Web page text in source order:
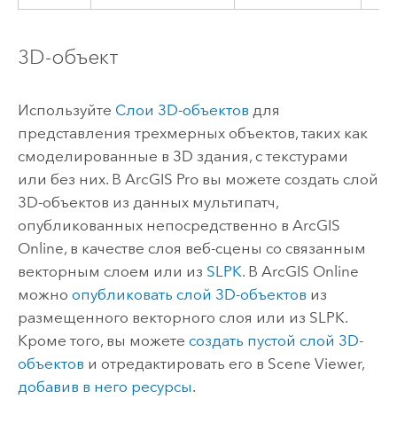
3D-объект
Используйте Cлои 3D-объектов для
представления трехмерных объектов, таких как
смоделированные в 3D здания, с текстурами
или без них. В ArcGIS Proвы можете создать слой
3D-объектов из данных мультипатч,
опубликованных непосредственно в ArcGIS
Online, в качестве слоя веб-сцены со связанным
векторным слоем или из SLPK. В ArcGIS Online
можно опубликовать слой 3D-объектов из
размещенного векторного слоя или из SLPK.
Кроме того, вы можете создать пустой слой 3D-
объектов и отредактировать его в Scene Viewer,
добавив в него ресурсы.